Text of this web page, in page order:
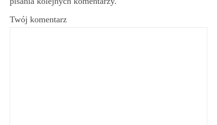
Twój komentarz